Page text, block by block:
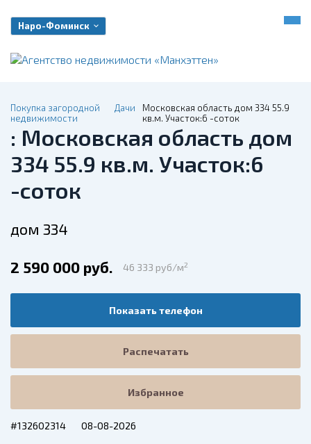
Наро-Фоминск
Покупка загородной
недвижимости
Дачи
Московская область дом 334 55.9
кв.м. Участок:6 -соток
: Московская область дом
334 55.9 кв.м. Участок:6
-соток
дом 334
2 590 000 руб. 46 333 руб/м2
Показать телефон
Распечатать
Избранное
#132602314 08-08-2026